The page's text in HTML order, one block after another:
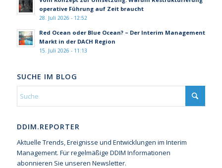
operative Führung auf Zeit braucht
28. Juli 2026 - 12:52
Red Ocean oder Blue Ocean? – Der Interim Management
Markt in der DACH Region
15. Juli 2026 - 11:13
SUCHE IM BLOG
DDIM.REPORTER
Aktuelle Trends, Ereignisse und Entwicklungen im Interim
Management. Für regelmäßige DDIM Informationen
abonnieren Sie unseren Newsletter.